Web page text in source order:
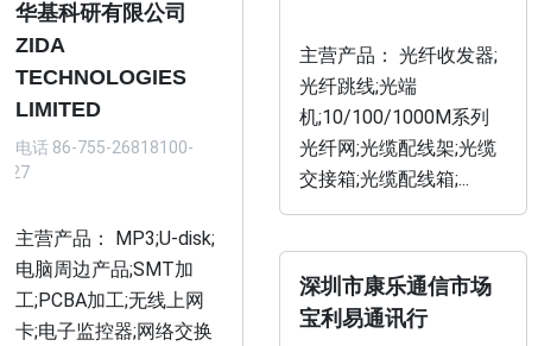
主营产品： 光纤收发器;
光纤跳线;光端
机;10/100/1000M系列
光纤网;光缆配线架;光缆
交接箱;光缆配线箱;...
华基科研有限公司
ZIDA
TECHNOLOGIES
LIMITED
电话 86-755-26818100-
2027
主营产品： MP3;U-disk;
电脑周边产品;SMT加
工;PCBA加工;无线上网
卡;电子监控器;网络交换
深圳市康乐通信市场
宝利易通讯行